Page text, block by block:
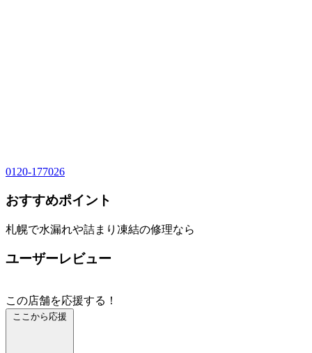
0120-177026
おすすめポイント
札幌で水漏れや詰まり凍結の修理なら
ユーザーレビュー
この店舗を応援する！
ここから応援